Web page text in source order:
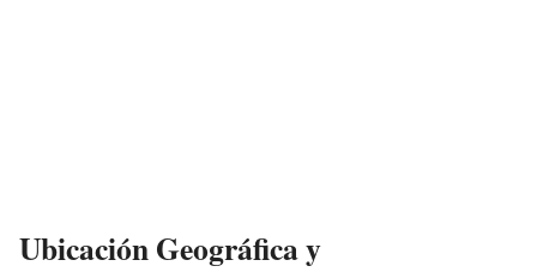
Ubicación Geográfica y